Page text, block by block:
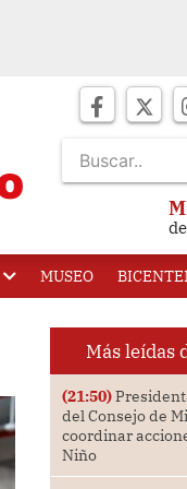
MUSEO
Más leídas
(21:50)
del Consejo de
coordinar
Niño